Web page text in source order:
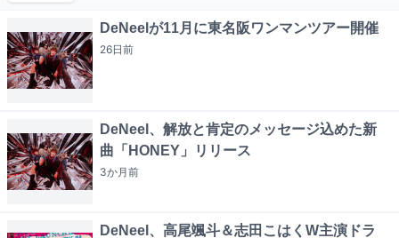
DeNeelが11月に東名阪ワンマンツアー開催
26日前
DeNeel、解放と肯定のメッセージ込めた新
曲「HONEY」リリース
3か月前
DeNeel、高尾颯斗＆志田こはくW主演ドラ